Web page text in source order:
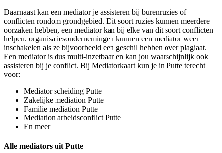
Daarnaast kan een mediator je assisteren bij burenruzies of
conflicten rondom grondgebied. Dit soort ruzies kunnen meerdere
oorzaken hebben, een mediator kan bij elke van dit soort conflicten
helpen. organisatiesondernemingen kunnen een mediator weer
inschakelen als ze bijvoorbeeld een geschil hebben over plagiaat.
Een mediator is dus multi-inzetbaar en kan jou waarschijnlijk ook
assisteren bij je conflict. Bij Mediatorkaart kun je in Putte terecht
voor:
Mediator scheiding Putte
Zakelijke mediation Putte
Familie mediation Putte
Mediation arbeidsconflict Putte
En meer
Alle mediators uit Putte